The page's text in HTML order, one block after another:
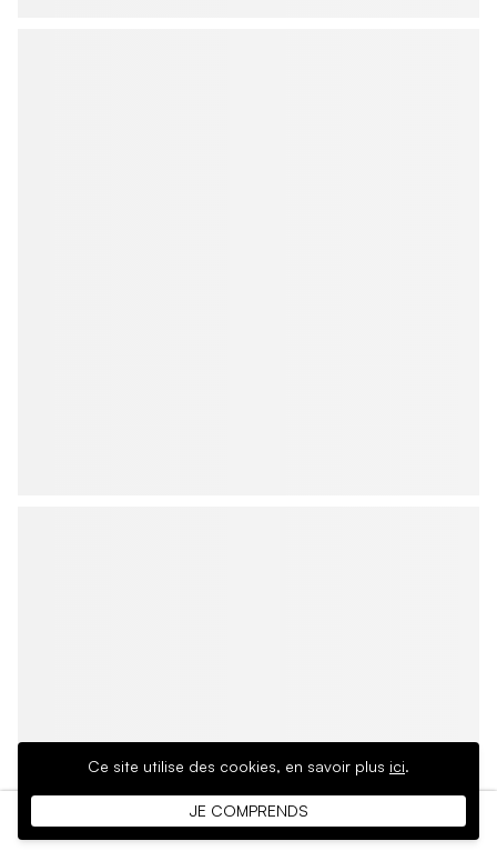
Ce site utilise des cookies, en savoir plus ici.
JE COMPRENDS